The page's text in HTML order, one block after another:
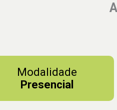
Modalidade
Presencial